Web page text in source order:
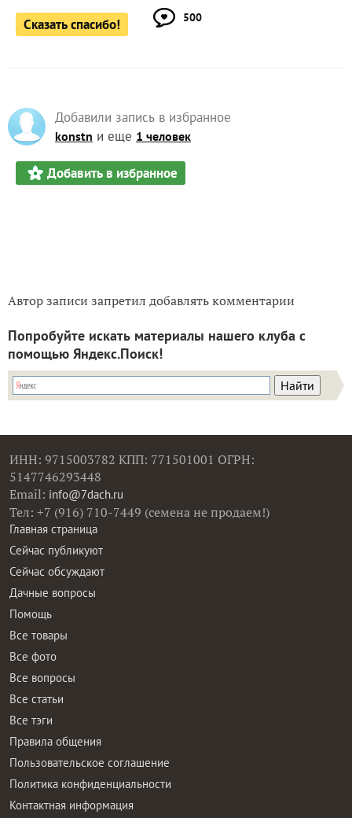
Сказать спасибо! 500
Добавили запись в избранное
konstn и еще 1 человек
Добавить в избранное
Автор записи запретил добавлять комментарии
Попробуйте искать материалы нашего клуба с
помощью Яндекс.Поиск!
ИНН: 9715003782 КПП: 771501001 ОГРН:
5147746293448
Email: info@7dach.ru
Тел: +7 (916) 710-7449 (семена не продаем!)
Главная страница
Сейчас публикуют
Сейчас обсуждают
Дачные вопросы
Помощь
Все товары
Все фото
Все вопросы
Все статьи
Все тэги
Правила общения
Пользовательское соглашение
Политика конфиденциальности
Контактная информация